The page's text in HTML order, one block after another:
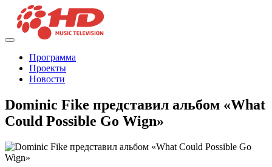
Программа
Проекты
Новости
Dominic Fike представил альбом «What
Could Possible Go Wign»